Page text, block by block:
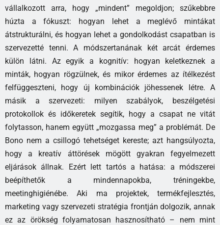
vállalkozott arra, hogy „mindent” megoldjon; szűkebbre
húzta a fókuszt: hogyan lehet a meglévő mintákat
átstrukturálni, és hogyan lehet a gondolkodást csapatban is
szervezetté tenni. A módszertanának két arcát érdemes
külön látni. Az egyik a kognitív: hogyan keletkeznek a
minták, hogyan rögzülnek, és mikor érdemes az ítélkezést
felfüggeszteni, hogy új kombinációk jöhessenek létre. A
másik a szervezeti: milyen szabályok, beszélgetési
protokollok és időkeretek segítik, hogy a csapat ne vitát
folytasson, hanem együtt „mozgassa meg” a problémát. De
Bono nem a csillogó tehetséget kereste; azt hangsúlyozta,
hogy a kreatív áttörések mögött gyakran fegyelmezett
eljárások állnak. Ezért lett tartós a hatása: a módszerei
beépíthetők a mindennapokba, tréningekbe,
meetinghigiénébe. Aki ma projektek, termékfejlesztés,
marketing vagy szervezeti stratégia frontján dolgozik, annak
ez az örökség folyamatosan hasznosítható – nem mint